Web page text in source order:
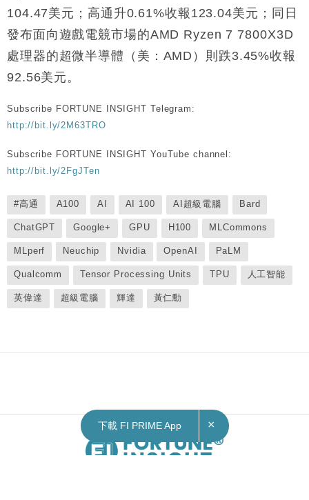
104.47美元；高通升0.61%收報123.04美元；同日
發布面向遊戲電競市場的AMD Ryzen 7 7800X3D
處理器的超微半導體（美：AMD）則跌3.45%收報
92.56美元。
Subscribe FORTUNE INSIGHT Telegram:
http://bit.ly/2M63TRO
Subscribe FORTUNE INSIGHT YouTube channel:
http://bit.ly/2FgJTen
#高通 A100 AI AI 100 AI超級電腦 Bard
ChatGPT Google+ GPU H100 MLCommons
MLperf Neuchip Nvidia OpenAI PaLM
Qualcomm Tensor Processing Units TPU 人工智能
英偉達 超級電腦 輝達 黃仁勳
下載 FI PRIME App ×